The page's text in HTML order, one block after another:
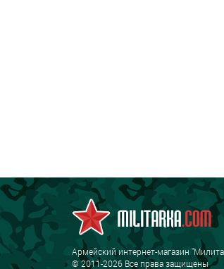
Армейский интернет-магазин
© 2011-2026 Все права защищены